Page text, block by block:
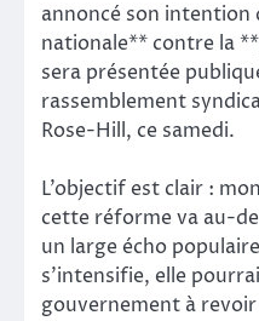
annoncé son
nationale** contre la
sera présentée
rassemblement
Rose-Hill, ce samedi.
L’objectif est clair :
cette réforme va au-
un large écho
s’intensifie, elle
gouvernement à